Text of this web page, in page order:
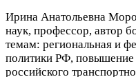
Ирина Анатольевна
наук, профессор, автор
темам: региональная и
политики РФ, повышение
российского